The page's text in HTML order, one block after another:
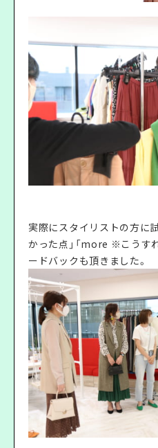
実際にスタイリストの方に
かった点」「more ※こうす
ードバックも頂きました。